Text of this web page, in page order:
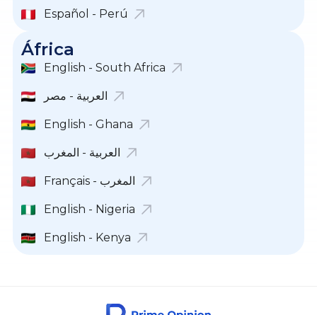
Español - Perú
África
English - South Africa
English - Ghana
العربية - المغرب
Français - المغرب
English - Nigeria
English - Kenya